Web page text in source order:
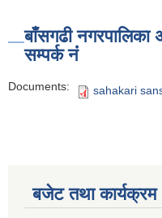
बाँसगढी नगरपालिका
सम्पर्क नंं
Documents: sahakari
बजेट तथा कार्यक्रम